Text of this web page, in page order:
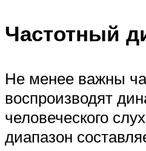
Частотный
Не менее важны
воспроизводят
человеческого
диапазон